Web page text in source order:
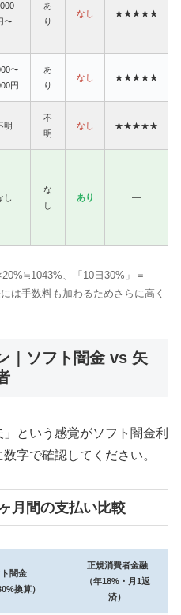
〜
あ
り
なし ★★★★★
〜
円
あ
り
なし ★★★★★
明
不
明
なし ★★★★★
し
な
し
あり —
、「10日30%」＝
は手数料も加わるためさらに高く
｜ソフト闇金 vs 矢
という感覚がソフト闇金利
字で確認してください。
月間の支払い比較
闇金
換算）
正規消費者金融
（年18%・月1返
済）